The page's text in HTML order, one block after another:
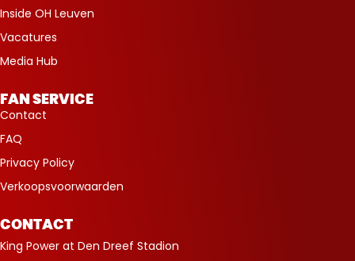
Inside OH Leuven
Vacatures
Media Hub
FAN SERVICE
Contact
FAQ
Privacy Policy
Verkoopsvoorwaarden
CONTACT
King Power at Den Dreef Stadion